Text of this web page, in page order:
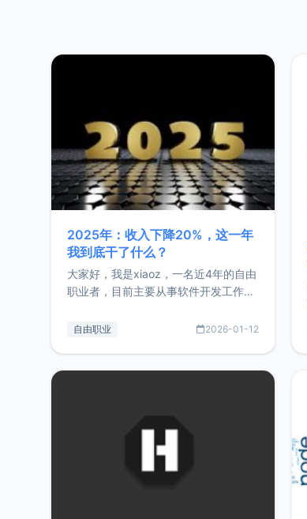
2025年：收入下降20%，这一年
我到底干了什么？
大家好，我是xiaoz，一名近4年的自由
职业者，目前主要从事软件开发工作。
的总结，内容主要包括：工作、学习、
自由职业 2026-01-12